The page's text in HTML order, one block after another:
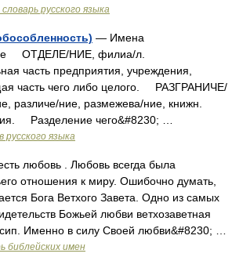
русского языка
— Имена
ОТДЕЛЕ/НИЕ, филиа/л.
часть предприятия, учреждения,
часть чего либо целого. РАЗГРАНИЧЕ/
различе/ние, размежева/ние, книжн.
Разделение чего&#8230; …
русского языка
любовь . Любовь всегда была
отношения к миру. Ошибочно думать,
Бога Ветхого Завета. Одно из самых
Божьей любви ветхозаветная
Именно в силу Своей любви&#8230; …
библейских имен